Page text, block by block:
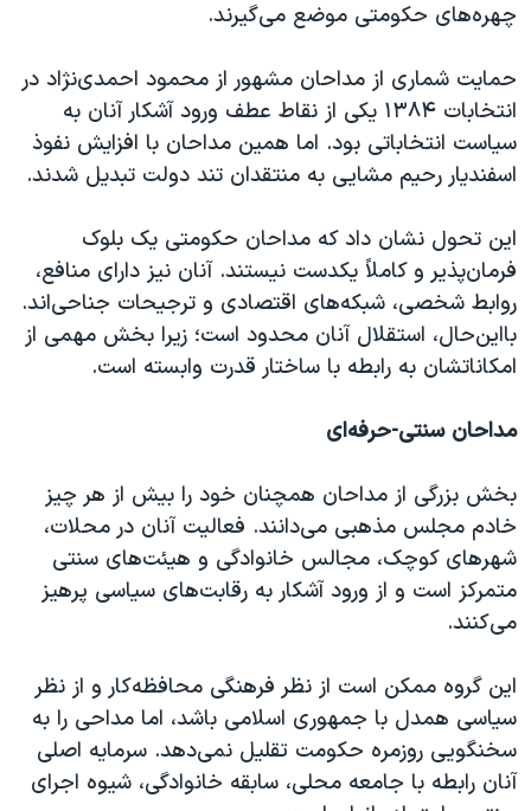
چهره‌های حکومتی موضع می‌گیرند.
حمایت شماری از مداحان مشهور از محمود احمدی‌نژاد در
انتخابات ۱۳۸۴ یکی از نقاط عطف ورود آشکار آنان به
سیاست انتخاباتی بود. اما همین مداحان با افزایش نفوذ
اسفندیار رحیم مشایی به منتقدان تند دولت تبدیل شدند.
این تحول نشان داد که مداحان حکومتی یک بلوک
فرمان‌پذیر و کاملاً یکدست نیستند. آنان نیز دارای منافع،
روابط شخصی، شبکه‌های اقتصادی و ترجیحات جناحی‌اند.
بااین‌حال، استقلال آنان محدود است؛ زیرا بخش مهمی از
امکاناتشان به رابطه با ساختار قدرت وابسته است.
مداحان سنتی-حرفه‌ای
بخش بزرگی از مداحان همچنان خود را بیش از هر چیز
خادم مجلس مذهبی می‌دانند. فعالیت آنان در محلات،
شهرهای کوچک، مجالس خانوادگی و هیئت‌های سنتی
متمرکز است و از ورود آشکار به رقابت‌های سیاسی پرهیز
می‌کنند.
این گروه ممکن است از نظر فرهنگی محافظه‌کار و از نظر
سیاسی همدل با جمهوری اسلامی باشد، اما مداحی را به
سخنگویی روزمره حکومت تقلیل نمی‌دهد. سرمایه اصلی
آنان رابطه با جامعه محلی، سابقه خانوادگی، شیوه اجرای